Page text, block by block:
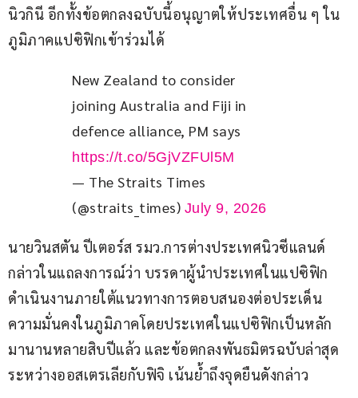
นิวกินี อีกทั้งข้อตกลงฉบับนี้อนุญาตให้ประเทศอื่น ๆ ใน
ภูมิภาคแปซิฟิกเข้าร่วมได้
New Zealand to consider
joining Australia and Fiji in
defence alliance, PM says
https://t.co/5GjVZFUl5M
— The Straits Times
(@straits_times) July 9, 2026
นายวินสตัน ปีเตอร์ส รมว.การต่างประเทศนิวซีแลนด์
กล่าวในแถลงการณ์ว่า บรรดาผู้นำประเทศในแปซิฟิก
ดำเนินงานภายใต้แนวทางการตอบสนองต่อประเด็น
ความมั่นคงในภูมิภาคโดยประเทศในแปซิฟิกเป็นหลัก
มานานหลายสิบปีแล้ว และข้อตกลงพันธมิตรฉบับล่าสุด
ระหว่างออสเตรเลียกับฟิจิ เน้นย้ำถึงจุดยืนดังกล่าว